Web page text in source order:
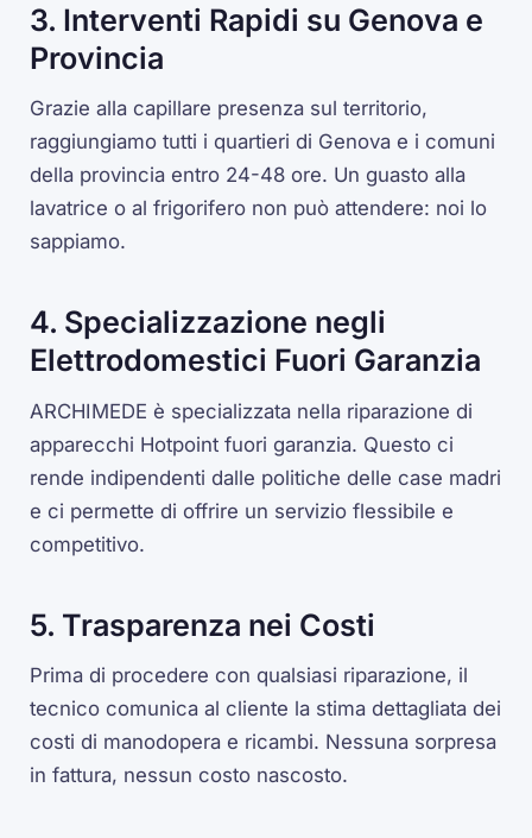
3. Interventi Rapidi su Genova e
Provincia
Grazie alla capillare presenza sul territorio,
raggiungiamo tutti i quartieri di Genova e i comuni
della provincia entro 24-48 ore. Un guasto alla
lavatrice o al frigorifero non può attendere: noi lo
sappiamo.
4. Specializzazione negli
Elettrodomestici Fuori Garanzia
ARCHIMEDE è specializzata nella riparazione di
apparecchi Hotpoint fuori garanzia. Questo ci
rende indipendenti dalle politiche delle case madri
e ci permette di offrire un servizio flessibile e
competitivo.
5. Trasparenza nei Costi
Prima di procedere con qualsiasi riparazione, il
tecnico comunica al cliente la stima dettagliata dei
costi di manodopera e ricambi. Nessuna sorpresa
in fattura, nessun costo nascosto.